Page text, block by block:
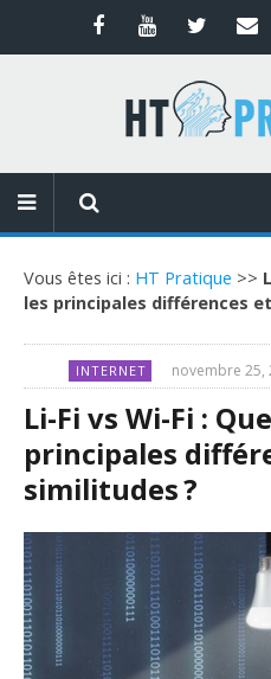
Vous êtes ici : HT Pratique >>
les principales différences
INTERNET novembre 25,
Li-Fi vs Wi-Fi :
principales
similitudes ?